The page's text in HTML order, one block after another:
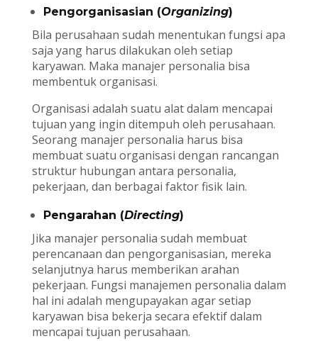
Pengorganisasian (Organizing)
Bila perusahaan sudah menentukan fungsi apa
saja yang harus dilakukan oleh setiap
karyawan. Maka manajer personalia bisa
membentuk organisasi.
Organisasi adalah suatu alat dalam mencapai
tujuan yang ingin ditempuh oleh perusahaan.
Seorang manajer personalia harus bisa
membuat suatu organisasi dengan rancangan
struktur hubungan antara personalia,
pekerjaan, dan berbagai faktor fisik lain.
Pengarahan (Directing)
Jika manajer personalia sudah membuat
perencanaan dan pengorganisasian, mereka
selanjutnya harus memberikan arahan
pekerjaan. Fungsi manajemen personalia dalam
hal ini adalah mengupayakan agar setiap
karyawan bisa bekerja secara efektif dalam
mencapai tujuan perusahaan.